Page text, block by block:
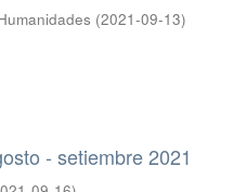
(2021-09-13)
- setiembre 2021